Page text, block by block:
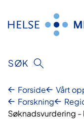
innhold
SØK
Forside Vårt
Forskning
Søknadsvurdering